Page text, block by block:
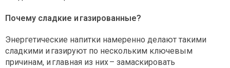
Почему сладкие и газированные?
Энергетические напитки намеренно делают такими
сладкими и газируют по нескольким ключевым
причинам, и главная из них – замаскировать